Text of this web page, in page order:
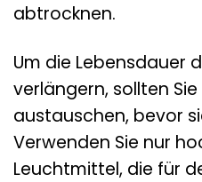
abtrocknen.
Um die Lebensdauer
verlängern, sollten
austauschen, bevor
Verwenden Sie nur
Leuchtmittel, die für